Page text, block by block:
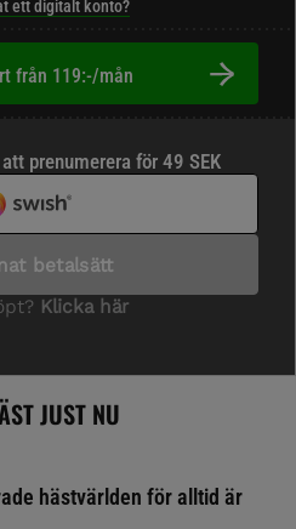
ett digitalt konto?
från 119:-/mån
JUST NU
hästvärlden för alltid är